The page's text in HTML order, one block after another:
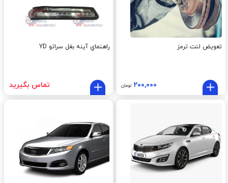
تعویض لنت ترمز
۲۰۰,۰۰۰ تومان
راهنماي آينه بغل سراتو YD
تماس بگیرید